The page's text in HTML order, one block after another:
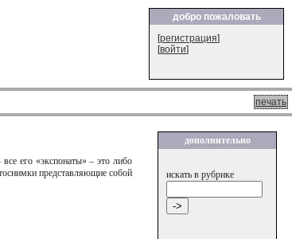
добро пожаловать
[регистрация]
[войти]
печать
его «экспонаты» – это либо
представляющие собой
дополнительно
искать в рубрике